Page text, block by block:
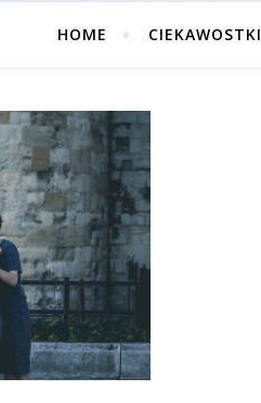
HOME CIEKAWOSTKI